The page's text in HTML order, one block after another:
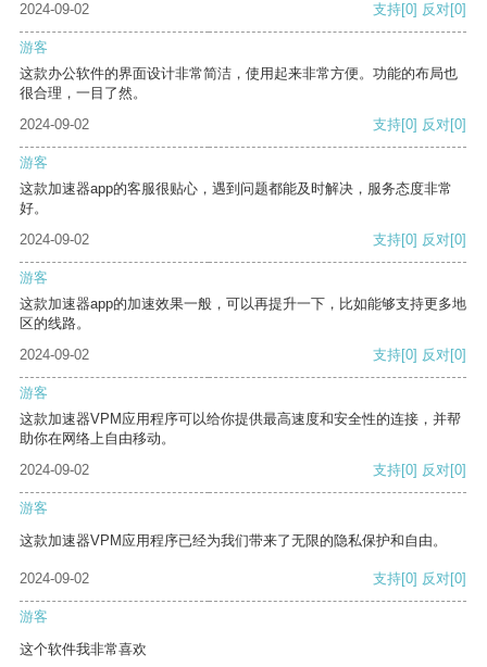
2024-09-02 支持[0] 反对[0]
游客
这款办公软件的界面设计非常简洁，使用起来非常方便。功能的布局也
很合理，一目了然。
2024-09-02
支持[0] 反对[0]
游客
这款加速器app的客服很贴心，遇到问题都能及时解决，服务态度非常
好。
2024-09-02
支持[0] 反对[0]
游客
这款加速器app的加速效果一般，可以再提升一下，比如能够支持更多地
区的线路。
2024-09-02
支持[0] 反对[0]
游客
这款加速器VPM应用程序可以给你提供最高速度和安全性的连接，并帮
助你在网络上自由移动。
2024-09-02
支持[0] 反对[0]
游客
这款加速器VPM应用程序已经为我们带来了无限的隐私保护和自由。
2024-09-02 支持[0] 反对[0]
游客
这个软件我非常喜欢